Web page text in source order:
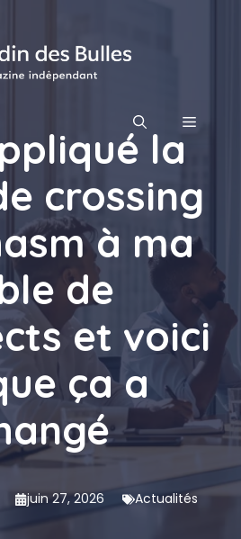
MENU
la
crossing
à ma
de
et voici
ça a
juin 27, 2026 Actualités